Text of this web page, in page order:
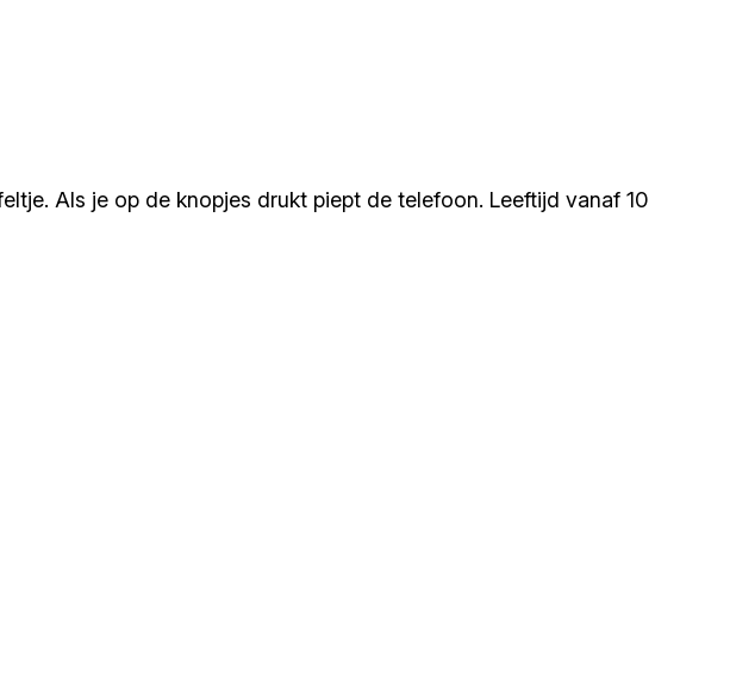
Als je op de knopjes drukt piept de telefoon. Leeftijd vanaf 10